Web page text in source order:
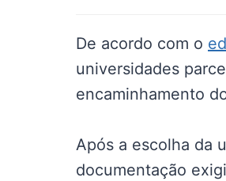
De acordo com o
universidades
encaminhamento
Após a escolha da
documentação